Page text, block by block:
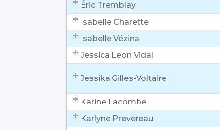
Éric Tremblay
Isabelle Charette
Isabelle Vézina
Jessica Leon Vidal
Jessika Gilles-Voltaire
Karine Lacombe
Karlyne Prevereau